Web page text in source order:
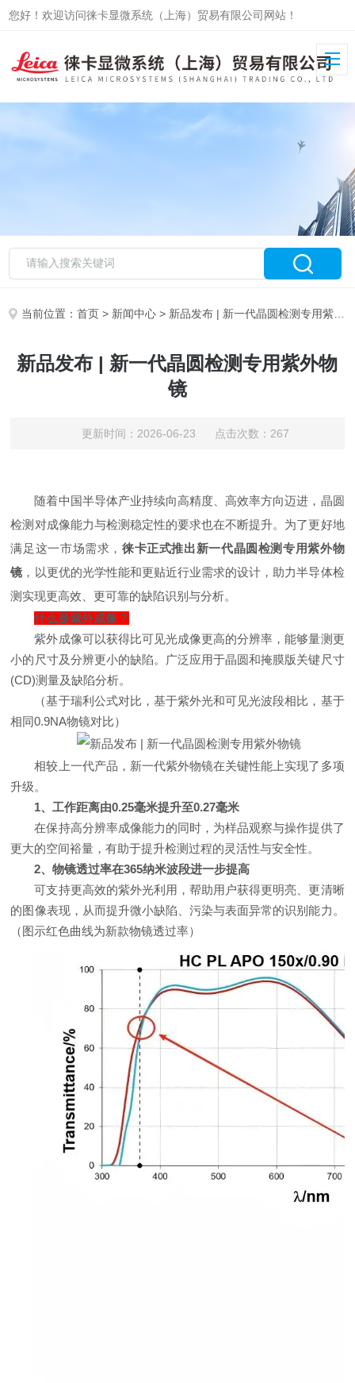
您好！欢迎访问徕卡显微系统（上海）贸易有限公司网站！
当前位置：首页 > 新闻中心 > 新品发布 | 新一代晶圆检测专用紫外物镜
新品发布 | 新一代晶圆检测专用紫外物
镜
更新时间：2026-06-23 点击次数：267
随着中国半导体产业持续向高精度、高效率方向迈进，晶圆
检测对成像能力与检测稳定性的要求也在不断提升。为了更好地
满足这一市场需求，徕卡正式推出新一代晶圆检测专用紫外物
镜 ，以更优的光学性能和更贴近行业需求的设计，助力半导体检
测实现更高效、更可靠的缺陷识别与分析。
什么是紫外成像？
紫外成像可以获得比可见光成像更高的分辨率，能够量测更
小的尺寸及分辨更小的缺陷。广泛应用于晶圆和掩膜版关键尺寸
(CD)测量及缺陷分析。
（基于瑞利公式对比，基于紫外光和可见光波段相比，基于
相同0.9NA物镜对比）
相较上一代产品，新一代紫外物镜在关键性能上实现了多项
升级。
1、工作距离由0.25毫米提升至0.27毫米
在保持高分辨率成像能力的同时，为样品观察与操作提供了
更大的空间裕量，有助于提升检测过程的灵活性与安全性。
2、物镜透过率在365纳米波段进一步提高
可支持更高效的紫外光利用，帮助用户获得更明亮、更清晰
的图像表现，从而提升微小缺陷、污染与表面异常的识别能力。
（图示红色曲线为新款物镜透过率）